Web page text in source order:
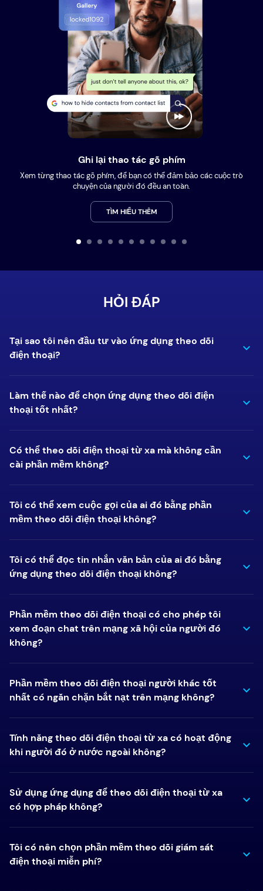
Ghi lại thao tác gõ phím
Xem từng thao tác gõ phím, để bạn có thể đảm bảo các cuộc trò
chuyện của người đó đều an toàn.
TÌM HIỂU THÊM
HỎI ĐÁP
Tại sao tôi nên đầu tư vào ứng dụng theo dõi
điện thoại?
Làm thế nào để chọn ứng dụng theo dõi điện
thoại tốt nhất?
Có thể theo dõi điện thoại từ xa mà không cần
cài phần mềm không?
Tôi có thể xem cuộc gọi của ai đó bằng phần
mềm theo dõi điện thoại không?
Tôi có thể đọc tin nhắn văn bản của ai đó bằng
ứng dụng theo dõi điện thoại không?
Phần mềm theo dõi điện thoại có cho phép tôi
xem đoạn chat trên mạng xã hội của người đó
không?
Phần mềm theo dõi điện thoại người khác tốt
nhất có ngăn chặn bắt nạt trên mạng không?
Tính năng theo dõi điện thoại từ xa có hoạt động
khi người đó ở nước ngoài không?
Sử dụng ứng dụng để theo dõi điện thoại từ xa
có hợp pháp không?
Tôi có nên chọn phần mềm theo dõi giám sát
điện thoại miễn phí?